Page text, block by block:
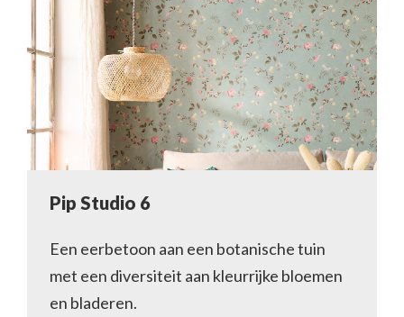
Pip Studio 6
Een eerbetoon aan een botanische tuin
met een diversiteit aan kleurrijke bloemen
en bladeren.